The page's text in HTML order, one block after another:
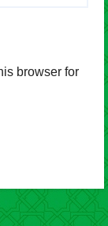
browser for